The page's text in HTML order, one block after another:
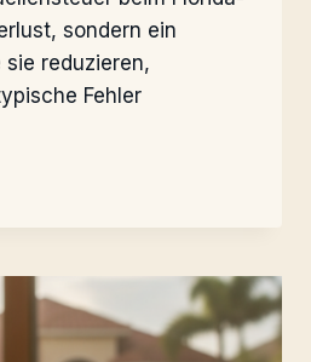
sondern ein
sie reduzieren,
Fehler